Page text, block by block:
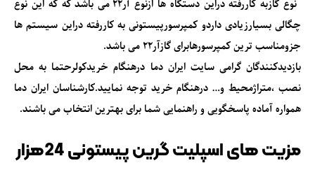
نوع گازبه کاررفته دراین دستگاه ها ازنوع آر22 می باشد که که این نوع
چگالی بسیارزیادی داردو کمپرسورپیستونی به کاررفته دراین سیستم ها
جزومناسب ترین کمپرسورهابرای گازآر22 می باشد.
بازدیدکنندگان گرامی سایت ایران دما درهنگام خریدکولرحتما به محل
نصب ،متراژمحیط و… درهنگام خرید توجه نمایید.کارشناسان ایران دما
همواره آماده پاسخگویی و راهنمایی شما برای بهترین انتخاب می باشند.
مزیت های اسپلیت گرین پیستونی 24هزار